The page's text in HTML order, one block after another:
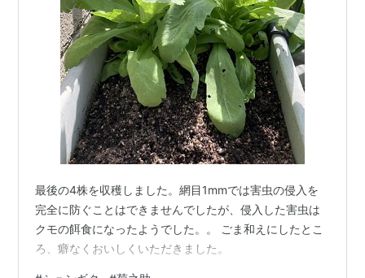
最後の4株を収穫しました。網目1mmでは害虫の侵入を
完全に防ぐことはできませんでしたが、侵入した害虫は
クモの餌食になったようでした。。 ごま和えにしたとこ
ろ、癖なくおいしくいただきました。